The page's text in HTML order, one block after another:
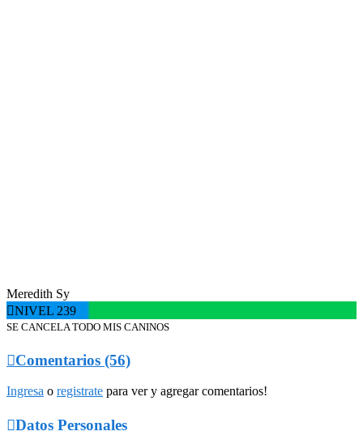
Meredith Sy
NIVEL 239
SE CANCELA TODO MIS CANINOS
Comentarios (56)
Ingresa o registrate para ver y agregar comentarios!
Datos Personales